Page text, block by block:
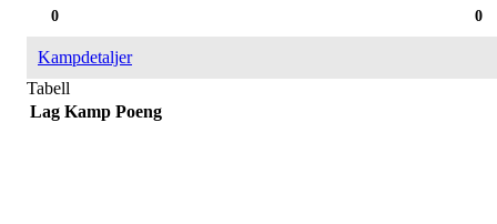
0
0
Kampdetaljer
Tabell
Lag Kamp Poeng